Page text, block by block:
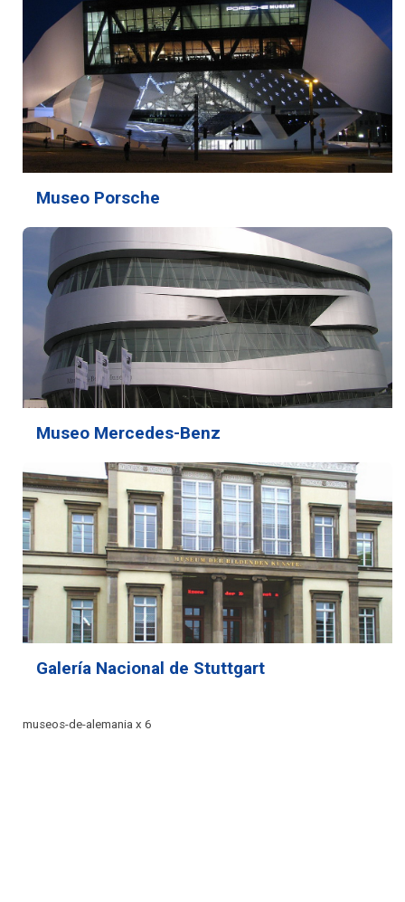
Museo Porsche
Museo Mercedes-Benz
Galería Nacional de Stuttgart
museos-de-alemania x 6